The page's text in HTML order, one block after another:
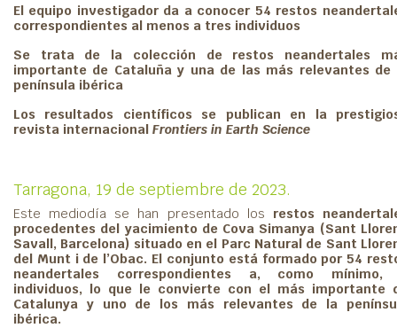
El equipo investigador da a conocer 54 restos
correspondientes al menos a tres individuos
Se trata de la colección de restos neandertales
importante de Cataluña y una de las más relevantes de
península ibérica
Los resultados científicos se publican en la
revista internacional Frontiers in Earth Science
Tarragona, 19 de septiembre de 2023.
Este mediodía se han presentado los restos
procedentes del yacimiento de Cova Simanya (Sant
Savall, Barcelona) situado en el Parc Natural de Sant
del Munt i de l’Obac. El conjunto está formado por 54
neandertales correspondientes a, como mínimo,
individuos, lo que le convierte con el más importante
Catalunya y uno de los más relevantes de la
ibérica.